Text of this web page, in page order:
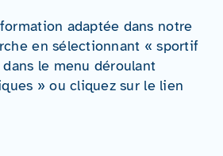
adaptée dans notre
en sélectionnant « sportif
le menu déroulant
» ou cliquez sur le lien